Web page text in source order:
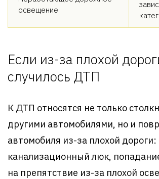
освещение
Если из-за плохой
случилось ДТП
К ДТП относятся не только
другими автомобилями, но и
автомобиля из-за плохой
канализационный люк,
на препятствие из-за плохой